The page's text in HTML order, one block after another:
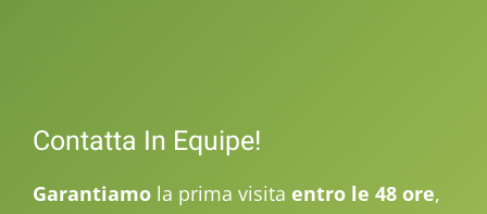
Contatta In Equipe!
Garantiamola prima visita entro le 48 ore,